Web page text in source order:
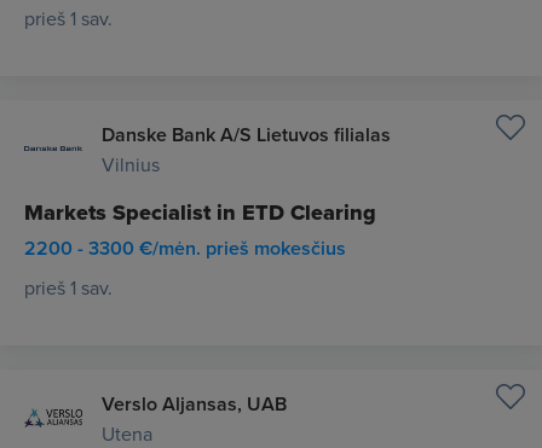
prieš 1 sav.
Danske Bank A/S Lietuvos filialas
Vilnius
Markets Specialist in ETD Clearing
2200 - 3300 €/mėn. prieš mokesčius
prieš 1 sav.
Verslo Aljansas, UAB
Utena